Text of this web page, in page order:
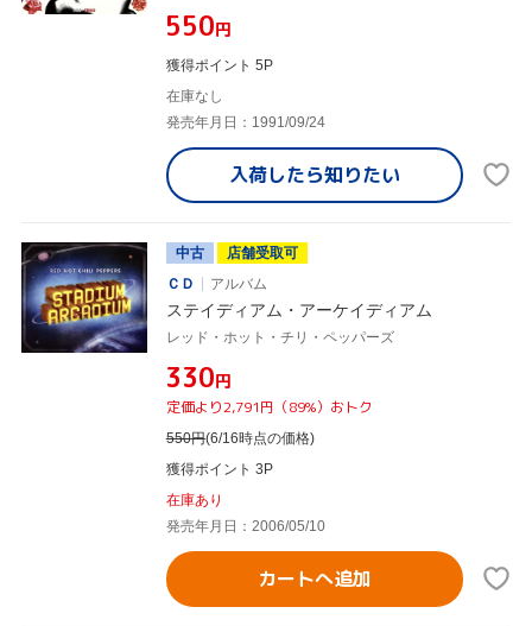
¥550円
獲得ポイント 5P
在庫なし
発売年月日：1991/09/24
入荷したら知りたい
中古
店舗受取可
ＣＤ
アルバム
ステイディアム・アーケイディアム
レッド・ホット・チリ・ペッパーズ
¥330円
定価より2,791円（89%）おトク
550円(6/16時点の価格)
獲得ポイント 3P
在庫あり
発売年月日：2006/05/10
カートへ追加